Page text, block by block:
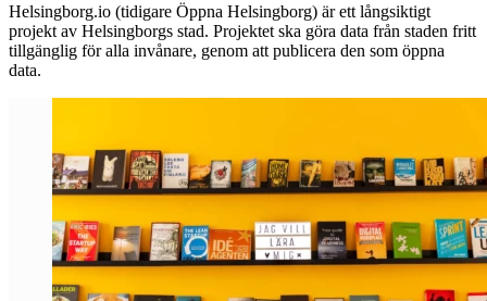
Helsingborg.io (tidigare Öppna Helsingborg) är ett långsiktigt
projekt av Helsingborgs stad. Projektet ska göra data från staden fritt
tillgänglig för alla invånare, genom att publicera den som öppna
data.